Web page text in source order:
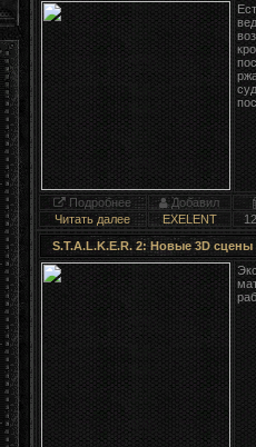
Подробнее
Добавил
Читать далее
EXELENT
S.T.A.L.K.E.R. 2: Новые 3D